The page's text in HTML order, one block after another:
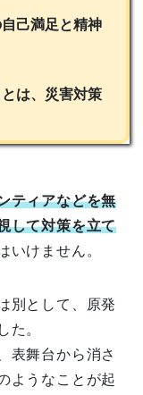
己満足と精神
は、災害対策
ティアなどを無
して対策を立て
いけません。
別として、原発
た。
表舞台から消さ
ようなことが起